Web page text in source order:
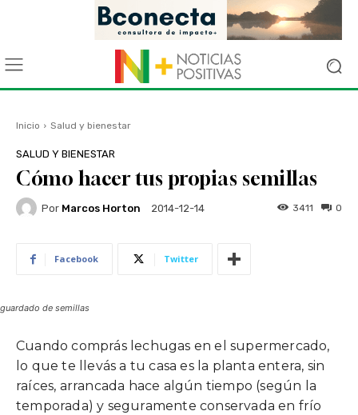
Inicio Salud y bienestar
SALUD Y BIENESTAR
Cómo hacer tus propias semillas
Por Marcos Horton 2014-12-14 0
3411
Facebook Twitter
guardado de semillas
Cuando comprás lechugas en el supermercado,
lo que te llevás a tu casa es la planta entera, sin
raíces, arrancada hace algún tiempo (según la
temporada) y seguramente conservada en frío